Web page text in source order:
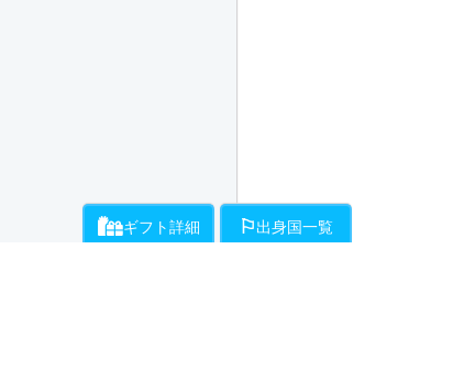
ギフト詳細 出身国一覧